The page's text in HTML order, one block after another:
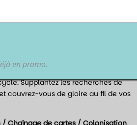
et de vos bio-catalyseurs
certaines des plus grandes
Supplantez les recherches de
couvrez-vous de gloire au fil de vos
en promo.